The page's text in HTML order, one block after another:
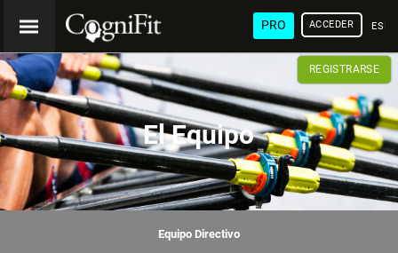
PRO ACCEDER
REGISTRARSE
El Equipo
Equipo Directivo